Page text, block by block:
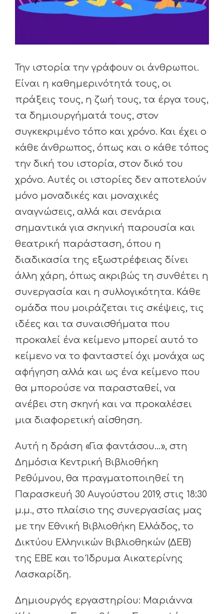
Την ιστορία την γράφουν οι άνθρωποι.
Είναι η καθημερινότητά τους, οι
πράξεις τους, η ζωή τους, τα έργα τους,
τα δημιουργήματά τους, στον
συγκεκριμένο τόπο και χρόνο. Και έχει ο
κάθε άνθρωπος, όπως και ο κάθε τόπος
την δική του ιστορία, στον δικό του
χρόνο. Αυτές οι ιστορίες δεν αποτελούν
μόνο μοναδικές και μοναχικές
αναγνώσεις, αλλά και σενάρια
σημαντικά για σκηνική παρουσία και
θεατρική παράσταση, όπου η
διαδικασία της εξωστρέφειας δίνει
άλλη χάρη, όπως ακριβώς τη συνθέτει η
συνεργασία και η συλλογικότητα. Κάθε
ομάδα που μοιράζεται τις σκέψεις, τις
ιδέες και τα συναισθήματα που
προκαλεί ένα κείμενο μπορεί αυτό το
κείμενο να το φανταστεί όχι μονάχα ως
αφήγηση αλλά και ως ένα κείμενο που
θα μπορούσε να παρασταθεί, να
ανέβει στη σκηνή και να προκαλέσει
μια διαφορετική αίσθηση.
Αυτή η δράση «Για φαντάσου…», στη
Δημόσια Κεντρική Βιβλιοθήκη
Ρεθύμνου, θα πραγματοποιηθεί τη
Παρασκευή 30 Αυγούστου 2019, στις 18:30
μ.μ., στο πλαίσιο της συνεργασίας μας
με την Εθνική Βιβλιοθήκη Ελλάδος, το
Δικτύου Ελληνικών Βιβλιοθηκών (ΔΕΒ)
της ΕΒΕ και το Ίδρυμα Αικατερίνης
Λασκαρίδη.
Δημιουργός εργαστηρίου: Μαριάννα